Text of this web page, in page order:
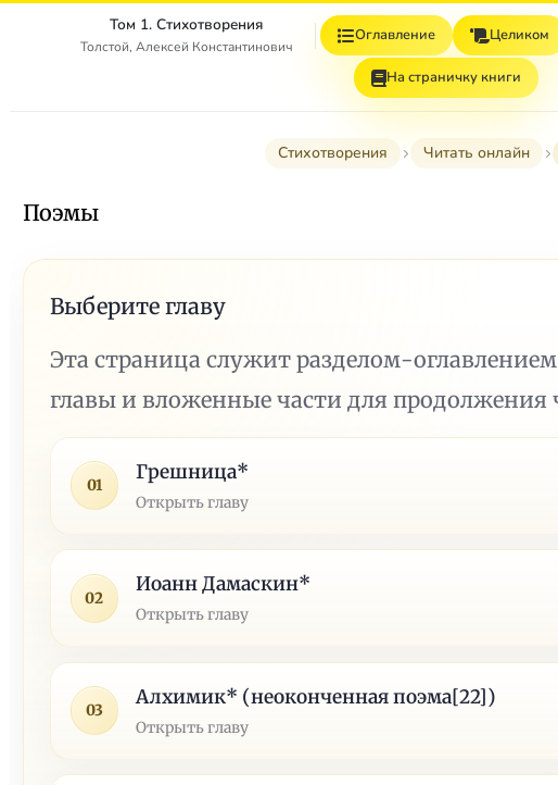
Том 1. Стихотворения
Толстой, Алексей Константинович
Оглавление Целиком
На страничку книги
Стихотворения Читать онлайн
Поэмы
Выберите главу
Эта страница служит разделом-
главы и вложенные части для продолжения
01
Грешница*
Открыть главу
02
Иоанн Дамаскин*
Открыть главу
03
Алхимик* (неоконченная поэма[22])
Открыть главу